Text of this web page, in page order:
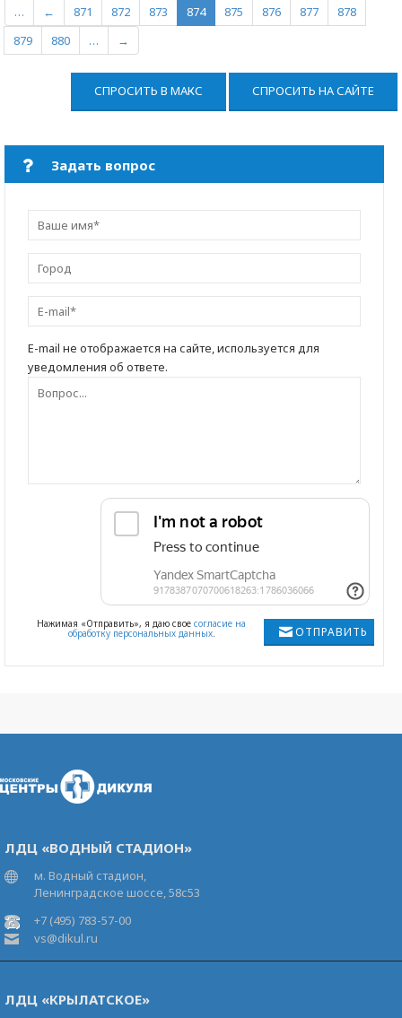
… ← 871 872 873 874 875 876 877
878
879
880 … →
СПРОСИТЬ В МАКС СПРОСИТЬ НА САЙТЕ
Задать вопрос
E-mail не отображается на сайте, используется для
уведомления об ответе.
ОТПРАВИТЬ
Нажимая «Отправить», я даю свое согласие на
обработку персональных данных.
ЛДЦ «ВОДНЫЙ СТАДИОН»
м. Водный стадион,
Ленинградское шоссе, 58с53
+7 (495) 783-57-00
vs@dikul.ru
ЛДЦ «КРЫЛАТСКОЕ»